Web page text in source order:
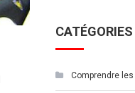
CATÉGORIES
Comprendre